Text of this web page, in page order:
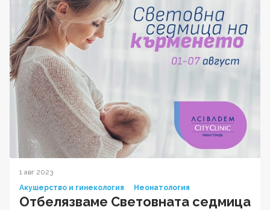
1 авг 2023
Акушерство и гинекология
Неонатология
Отбелязваме Световната седмица